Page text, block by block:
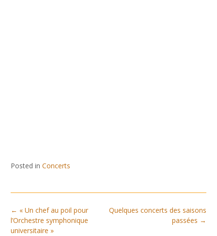
Posted in Concerts
Post
navigation
Quelques concerts des saisons
passées →
← « Un chef au poil pour
l’Orchestre symphonique
universitaire »